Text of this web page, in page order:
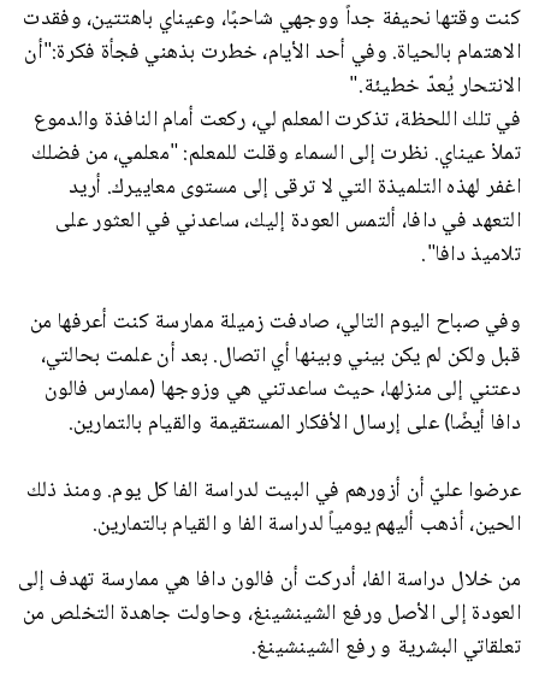
كنت وقتها نحيفة جداً ووجهي شاحبًا، وعيناي باهتتين، وفقدت
الاهتمام بالحياة. وفي أحد الأيام، خطرت بذهني فجأة فكرة:"أن
الانتحار يُعدّ خطيئة."
في تلك اللحظة، تذكرت المعلم لي، ركعت أمام النافذة والدموع
تملأ عيناي. نظرت إلى السماء وقلت للمعلم: "معلمي، من فضلك
اغفر لهذه التلميذة التي لا ترقى إلى مستوى معاييرك. أريد
التعهد في دافا، ألتمس العودة إليك، ساعدني في العثور على
تلاميذ دافا".
وفي صباح اليوم التالي، صادفت زميلة ممارسة كنت أعرفها من
قبل ولكن لم يكن بيني وبينها أي اتصال. بعد أن علمت بحالتي،
دعتني إلى منزلها، حيث ساعدتني هي وزوجها (ممارس فالون
دافا أيضًا) على إرسال الأفكار المستقيمة والقيام بالتمارين.
عرضوا عليّ أن أزورهم في البيت لدراسة الفا كل يوم. ومنذ ذلك
الحين، أذهب أليهم يومياً لدراسة الفا و القيام بالتمارين.
من خلال دراسة الفا، أدركت أن فالون دافا هي ممارسة تهدف إلى
العودة إلى الأصل ورفع الشينشينغ، وحاولت جاهدة التخلص من
تعلقاتي البشرية و رفع الشينشينغ.